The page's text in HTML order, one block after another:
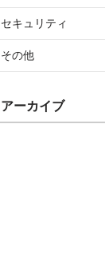
セキュリティ
その他
アーカイブ